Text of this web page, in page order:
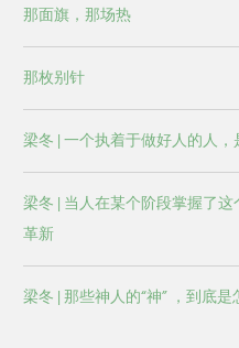
那面旗，那场热
那枚别针
梁冬 | 一个执着于做好人的人
梁冬 | 当人在某个阶段掌握了
革新
梁冬 | 那些神人的“神” ，到底